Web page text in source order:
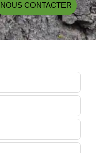
NOUS CONTACTER